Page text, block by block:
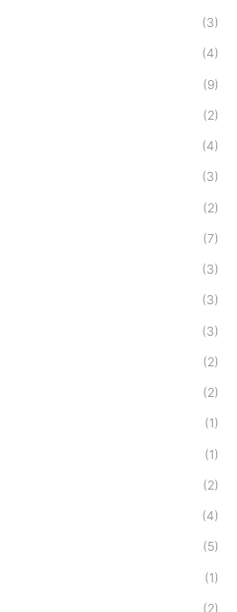
(3)
(4)
(9)
(2)
(4)
(3)
(2)
(7)
(3)
(3)
(3)
(2)
(2)
(1)
(1)
(2)
(4)
(5)
(1)
(2)